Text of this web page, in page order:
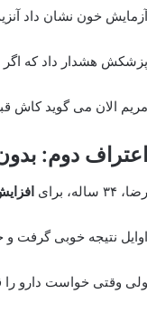
آزمایش خون نشان داد
پزشکش هشدار داد که
مریم الان می گوید کاش
اعتراف دوم:
رضا، ۳۴ ساله، برای
اوایل نتیجه خوبی گرفت و حدود ۵ کیلو
ولی وقتی خواست دارو